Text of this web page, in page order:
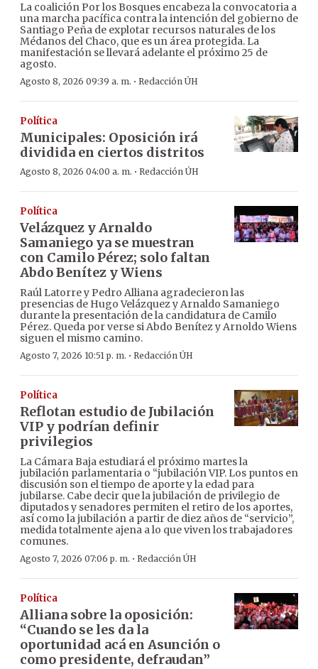
La coalición Por los Bosques encabeza la convocatoria a
una marcha pacífica contra la intención del gobierno de
Santiago Peña de explotar recursos naturales de los
Médanos del Chaco, que es un área protegida. La
manifestación se llevará adelante el próximo 25 de
agosto.
Agosto 8, 2026 09:39 a. m. · Redacción ÚH
Política
Municipales: Oposición irá
dividida en ciertos distritos
Agosto 8, 2026 04:00 a. m. · Redacción ÚH
Política
Velázquez y Arnaldo
Samaniego ya se muestran
con Camilo Pérez; solo faltan
Abdo Benítez y Wiens
Raúl Latorre y Pedro Alliana agradecieron las
presencias de Hugo Velázquez y Arnaldo Samaniego
durante la presentación de la candidatura de Camilo
Pérez. Queda por verse si Abdo Benítez y Arnoldo Wiens
siguen el mismo camino.
Agosto 7, 2026 10:51 p. m. · Redacción ÚH
Política
Reflotan estudio de Jubilación
VIP y podrían definir
privilegios
La Cámara Baja estudiará el próximo martes la
jubilación parlamentaria o “jubilación VIP. Los puntos en
discusión son el tiempo de aporte y la edad para
jubilarse. Cabe decir que la jubilación de privilegio de
diputados y senadores permiten el retiro de los aportes,
así como la jubilación a partir de diez años de “servicio”,
medida totalmente ajena a lo que viven los trabajadores
comunes.
Agosto 7, 2026 07:06 p. m. · Redacción ÚH
Política
Alliana sobre la oposición:
“Cuando se les da la
oportunidad acá en Asunción o
como presidente, defraudan”